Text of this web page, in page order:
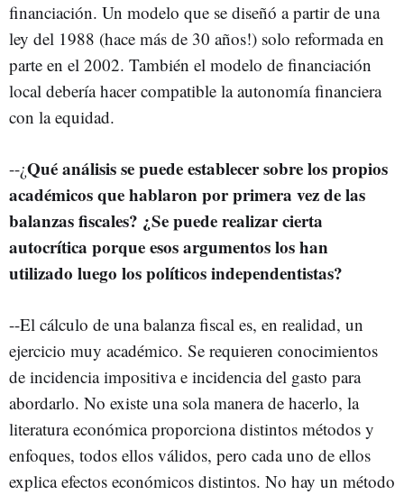
financiación. Un modelo que se diseñó a partir de una
ley del 1988 (hace más de 30 años!) solo reformada en
parte en el 2002. También el modelo de financiación
local debería hacer compatible la autonomía financiera
con la equidad.
--¿Qué análisis se puede establecer sobre los propios
académicos que hablaron por primera vez de las
balanzas fiscales? ¿Se puede realizar cierta
autocrítica porque esos argumentos los han
utilizado luego los políticos independentistas?
--El cálculo de una balanza fiscal es, en realidad, un
ejercicio muy académico. Se requieren conocimientos
de incidencia impositiva e incidencia del gasto para
abordarlo. No existe una sola manera de hacerlo, la
literatura económica proporciona distintos métodos y
enfoques, todos ellos válidos, pero cada uno de ellos
explica efectos económicos distintos. No hay un método